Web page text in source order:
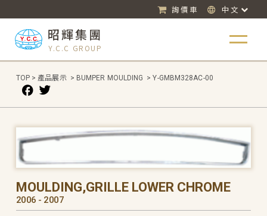
詢價車 中文
昭輝集團
Y.C.C GROUP
TOP > 產品展示 > BUMPER MOULDING > Y-GMBM328AC-00
MOULDING,GRILLE LOWER CHROME
2006 - 2007